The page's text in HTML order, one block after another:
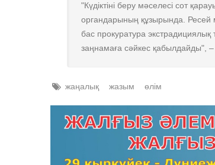
"Күдіктіні беру мәселесі сот
органдарының құзырында.
бас прокуратура экстрадициялық
заңнамаға сәйкес қабылдайды", –
жаңалық жазым өлім